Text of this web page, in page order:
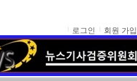
로그인
회원 가입